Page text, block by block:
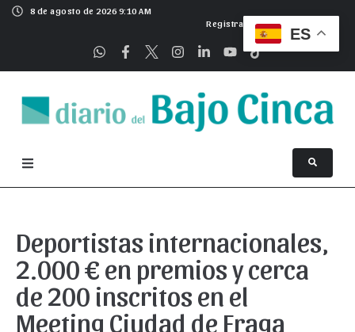
8 de agosto de 2026 9:10 AM
Registrarse
Deportistas internacionales,
2.000 € en premios y cerca
de 200 inscritos en el
Meeting Ciudad de Fraga
ES